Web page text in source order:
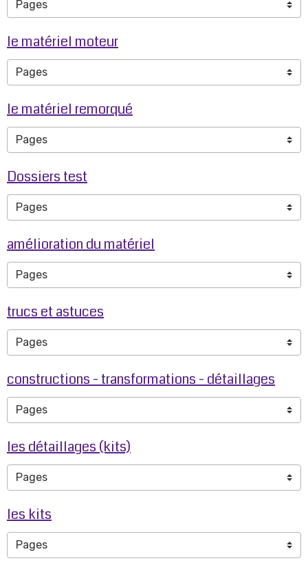
le matériel moteur
le matériel remorqué
Dossiers test
amélioration du matériel
trucs et astuces
constructions - transformations - détaillages
les détaillages (kits)
les kits